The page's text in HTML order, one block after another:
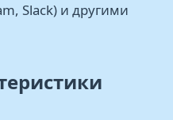
Slack) и другими